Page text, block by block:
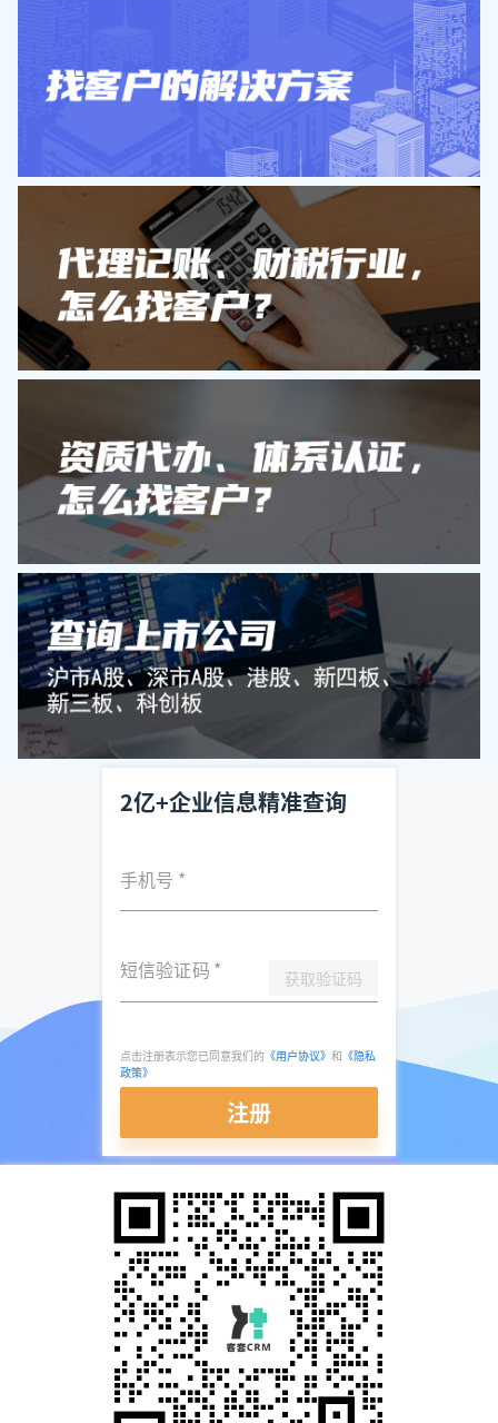
2亿+企业信息精准查询
手机号 *
短信验证码 * 获取验证码
点击注册表示您已同意我们的 《用户协议》 和 《隐私
政策》
注册